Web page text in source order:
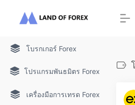
โบรกเกอร์ Forex
โปรแกรมพันธมิตร Forex
เครื่องมือการเทรด Forex